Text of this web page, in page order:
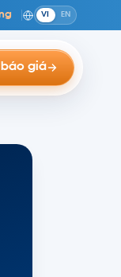
VI EN
báo giá